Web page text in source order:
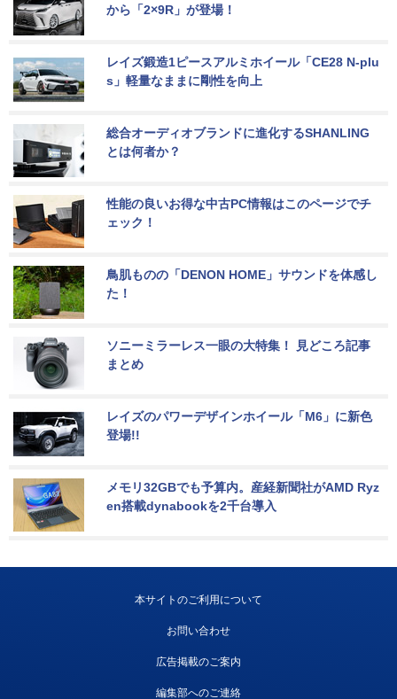
から「2×9R」が登場！
レイズ鍛造1ピースアルミホイール「CE28 N-plu
s」軽量なままに剛性を向上
総合オーディオブランドに進化するSHANLING
とは何者か？
性能の良いお得な中古PC情報はこのページでチ
ェック！
鳥肌ものの「DENON HOME」サウンドを体感し
た！
ソニーミラーレス一眼の大特集！ 見どころ記事
まとめ
レイズのパワーデザインホイール「M6」に新色
登場!!
メモリ32GBでも予算内。産経新聞社がAMD Ryz
en搭載dynabookを2千台導入
本サイトのご利用について
お問い合わせ
広告掲載のご案内
編集部へのご連絡